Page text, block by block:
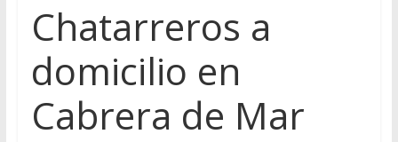
Chatarreros a
domicilio en
Cabrera de Mar